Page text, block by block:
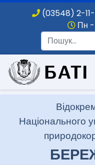
(03548) 2-
Пн -
.
Національного